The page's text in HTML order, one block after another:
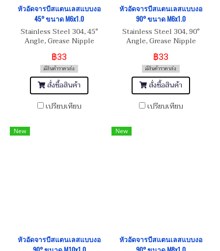
หัวอัดจารบีสแตนเลสแบบงอ
45° ขนาด M6x1.0
Stainless Steel 304, 45°
Angle, Grease Nipple
M6x1.0
฿33
มีสินค้าราคาส่ง
สั่งซื้อสินค้า
เปรียบเทียบ
หัวอัดจารบีสแตนเลสแบบงอ
90° ขนาด M6x1.0
Stainless Steel 304, 90°
Angle, Grease Nipple
M6x1.0
฿33
มีสินค้าราคาส่ง
สั่งซื้อสินค้า
เปรียบเทียบ
New
หัวอัดจารบีสแตนเลสแบบงอ
New
หัวอัดจารบีสแตนเลสแบบงอ